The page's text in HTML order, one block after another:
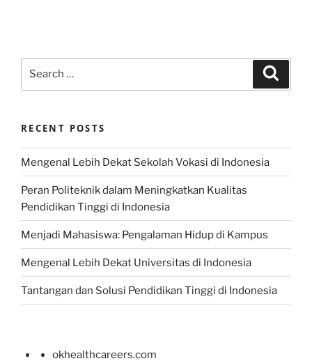
RECENT POSTS
Mengenal Lebih Dekat Sekolah Vokasi di Indonesia
Peran Politeknik dalam Meningkatkan Kualitas
Pendidikan Tinggi di Indonesia
Menjadi Mahasiswa: Pengalaman Hidup di Kampus
Mengenal Lebih Dekat Universitas di Indonesia
Tantangan dan Solusi Pendidikan Tinggi di Indonesia
okhealthcareers.com